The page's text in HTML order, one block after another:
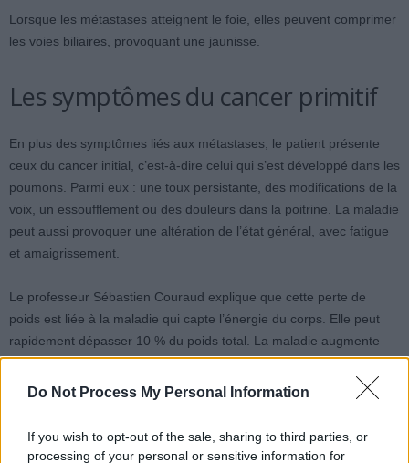
Do Not Process My Personal Information
If you wish to opt-out of the sale, sharing to third parties, or
processing of your personal or sensitive information for
Lorsque les métastases atteignent le foie, elles peuvent comprimer
les voies biliaires, provoquant une jaunisse.
Les symptômes du cancer primitif
En plus des symptômes liés aux métastases, le patient présente
ceux du cancer initial, c’est-à-dire celui qui s’est développé dans les
poumons. Parmi eux : une toux persistante, des modifications de la
voix, un essoufflement ou des douleurs dans la poitrine. La maladie
peut aussi provoquer une altération de l’état général, avec fatigue
et amaigrissement.
Le professeur Sébastien Couraud explique que cette perte de
poids est liée à la maladie qui capte l’énergie du corps. Elle peut
rapidement dépasser 10 % du poids total. La maladie augmente
aussi le risque de caillots sanguins, comme les phlébites ou les
embolies pulmonaires, en rendant le sang plus hypercoagulable.